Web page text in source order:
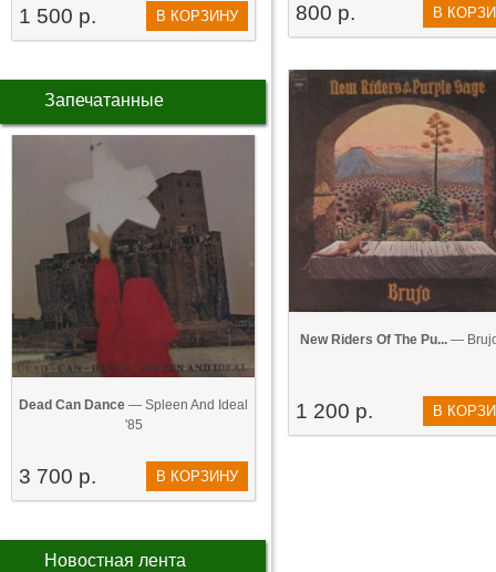
1 500 р. В КОРЗИНУ
Запечатанные
Dead Can Dance — Spleen And Ideal
'85
3 700 р. В КОРЗИНУ
Новостная лента
800 р. В
New Riders Of The Pu... —
1 200 р. В